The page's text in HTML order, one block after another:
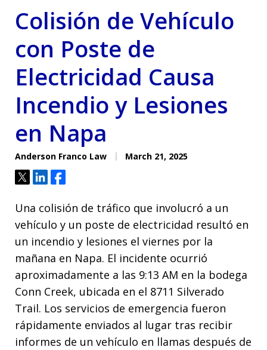
Colisión de Vehículo
con Poste de
Electricidad Causa
Incendio y Lesiones
en Napa
Anderson Franco Law March 21, 2025
TweetShareShare
Una colisión de tráfico que involucró a un
vehículo y un poste de electricidad resultó en
un incendio y lesiones el viernes por la
mañana en Napa. El incidente ocurrió
aproximadamente a las 9:13 AM en la bodega
Conn Creek, ubicada en el 8711 Silverado
Trail. Los servicios de emergencia fueron
rápidamente enviados al lugar tras recibir
informes de un vehículo en llamas después de